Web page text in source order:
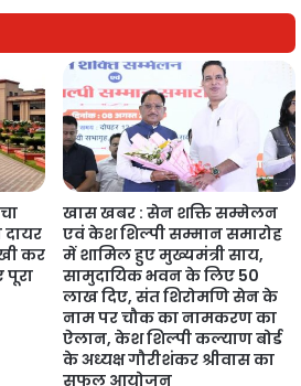
दायर
कर
पूरा
खास खबर : सेन शक्ति सम्मेलन
एवं केश शिल्पी सम्मान समारोह
में शामिल हुए मुख्यमंत्री साय,
सामुदायिक भवन के लिए 50
लाख दिए, संत शिरोमणि सेन के
नाम पर चौक का नामकरण का
ऐलान, केश शिल्पी कल्याण बोर्ड
के अध्यक्ष गौरीशंकर श्रीवास का
सफल आयोजन